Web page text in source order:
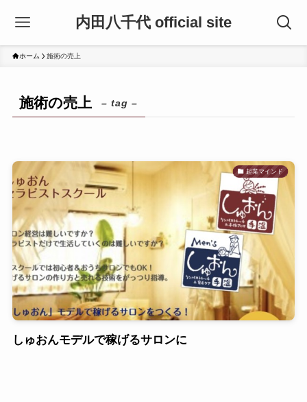
内田八千代 official site
ホーム 施術の売上
施術の売上 – tag –
起業マインド
しゅおんモデルで稼げるサロンに